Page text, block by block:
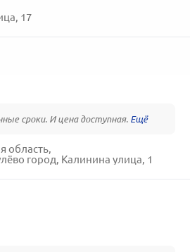
17
сроки. И цена доступная.
область,
город, Калинина улица, 1